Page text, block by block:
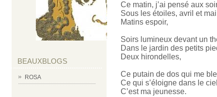
BEAUXBLOGS
ROSA
Ce matin, j’ai pensé aux
Sous les étoiles, avril et mai
Matins espoir,
Soirs lumineux devant un
Dans le jardin des petits
Deux hirondelles,
Ce putain de dos qui me
Ce qui s’éloigne dans le
C’est ma jeunesse.